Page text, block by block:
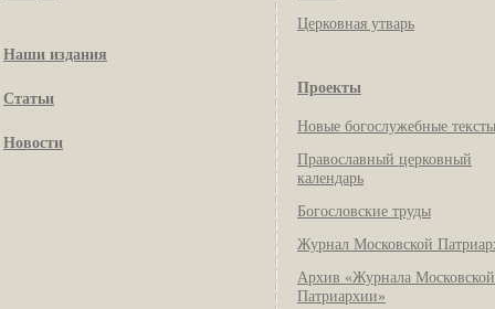
Наши издания
Статьи
Новости
Церковная утварь
Проекты
Новые богослужебные тексты
Православный церковный
календарь
Богословские труды
Журнал Московской
Архив «Журнала Московской
Патриархии»